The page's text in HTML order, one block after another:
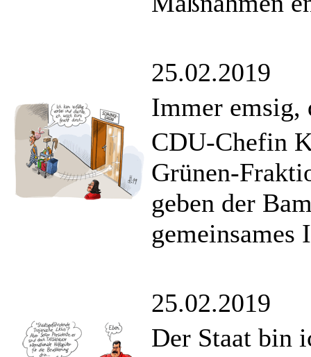
25.02.2019
Immer emsig,
CDU-Chefin
Grünen-
geben der
gemeinsames
25.02.2019
Der Staat bin